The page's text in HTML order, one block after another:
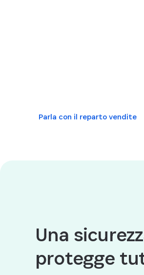
Parla con il reparto vendite
Una
protegge